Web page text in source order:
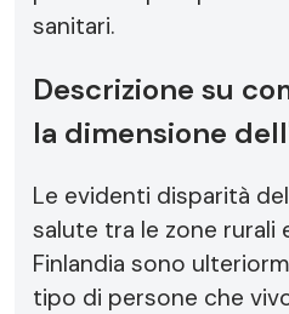
sanitari.
Descrizione su
la dimensione
Le evidenti disparità
salute tra le zone rurali
Finlandia sono
tipo di persone che